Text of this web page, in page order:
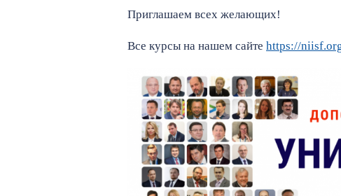
Приглашаем всех желающих!
Все курсы на нашем сайте https://